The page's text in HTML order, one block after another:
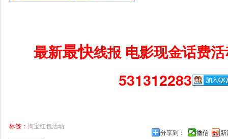
最新最快线报 电影现金话费
531312283
标签： 淘宝红包活动
分享到： 微信 新